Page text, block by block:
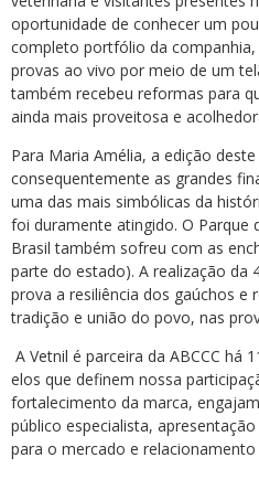
oportunidade de conhecer um
completo portfólio da
provas ao vivo por meio de um
também recebeu reformas para
ainda mais proveitosa e
Para Maria Amélia, a edição
consequentemente as grandes
uma das mais simbólicas da
foi duramente atingido. O Parque
Brasil também sofreu com as
parte do estado). A realização da
prova a resiliência dos gaúchos e
tradição e união do povo, nas
A Vetnil é parceira da ABCCC há
elos que definem nossa
fortalecimento da marca,
público especialista,
para o mercado e